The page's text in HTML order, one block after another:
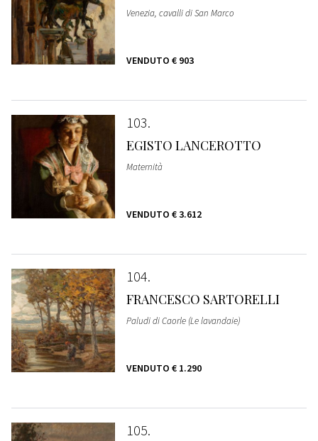
Venezia, cavalli di San Marco
VENDUTO € 903
103
EGISTO LANCEROTTO
Maternità
VENDUTO € 3.612
104
FRANCESCO SARTORELLI
Paludi di Caorle (Le lavandaie)
VENDUTO € 1.290
105